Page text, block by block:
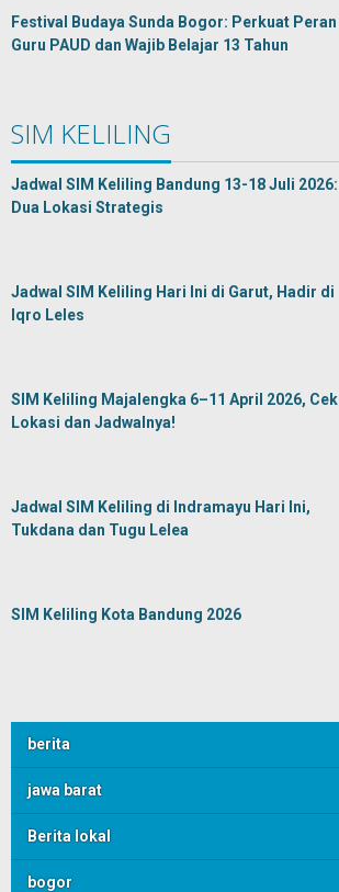
Festival Budaya Sunda Bogor: Perkuat Peran
Guru PAUD dan Wajib Belajar 13 Tahun
SIM KELILING
Jadwal SIM Keliling Bandung 13-18 Juli 2026:
Dua Lokasi Strategis
Jadwal SIM Keliling Hari Ini di Garut, Hadir di
Iqro Leles
SIM Keliling Majalengka 6–11 April 2026, Cek
Lokasi dan Jadwalnya!
Jadwal SIM Keliling di Indramayu Hari Ini,
Tukdana dan Tugu Lelea
SIM Keliling Kota Bandung 2026
berita
jawa barat
Berita lokal
bogor